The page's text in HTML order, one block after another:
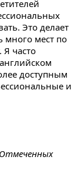
Это делает
много мест по
Я часто
доступным
и
Отмеченных